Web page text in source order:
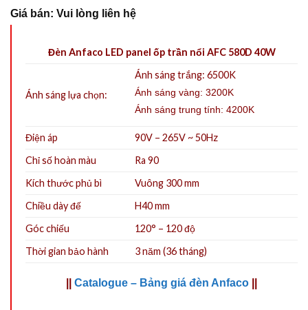
Giá bán: Vui lòng liên hệ
Đèn Anfaco LED panel ốp trần nổi AFC 580D 40W
Ánh sáng lựa chọn:
Ánh sáng trắng: 6500K
Ánh sáng vàng: 3200K
Ánh sáng trung tính: 4200K
Điện áp
90V – 265V ~ 50Hz
Chỉ số hoàn màu
Ra 90
Kích thước phủ bì
Vuông 300 mm
Chiều dày đế
H40 mm
Góc chiếu
120° – 120 độ
Thời gian bảo hành
3 năm (36 tháng)
Catalogue – Bảng giá đèn Anfaco